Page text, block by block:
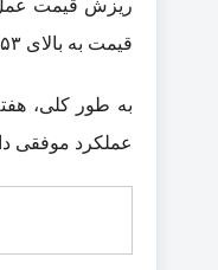
قیمت به بالای ۲.۵۳ دلار، TON می‌تواند تا ۳ دلار رشد کند.
عملکرد موفقی